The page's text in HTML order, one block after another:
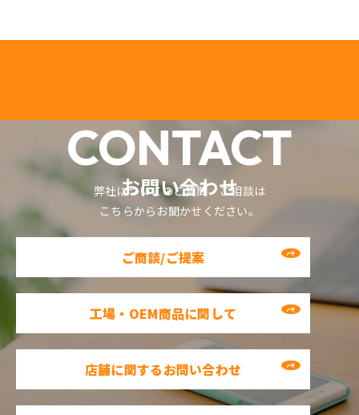
CONTACT
お問い合わせ
弊社についてのご質問・ご相談は
こちらからお聞かせください。
ご商談/ご提案
工場・OEM商品に関して
店舗に関するお問い合わせ